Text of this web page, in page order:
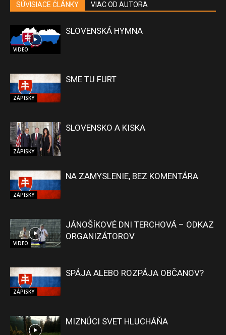
SÚVISIACE ČLÁNKY VIAC OD AUTORA
VIDEO
SLOVENSKÁ HYMNA
ZÁPISKY
SME TU FURT
ZÁPISKY
SLOVENSKO A KISKA
ZÁPISKY
NA ZAMYSLENIE, BEZ KOMENTÁRA
VIDEO
JÁNOŠÍKOVÉ DNI TERCHOVÁ – ODKAZ
ORGANIZÁTOROV
ZÁPISKY
SPÁJA ALEBO ROZPÁJA OBČANOV?
MIZNÚCI SVET HLUCHÁŇA